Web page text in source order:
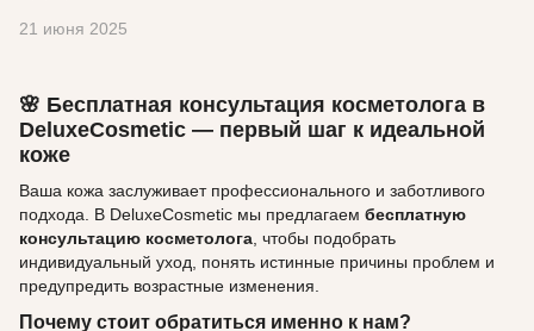
21 июня 2025
🌸 Бесплатная консультация косметолога в
DeluxeCosmetic — первый шаг к идеальной
коже
Ваша кожа заслуживает профессионального и заботливого
подхода. В DeluxeCosmetic мы предлагаем бесплатную
консультацию косметолога , чтобы подобрать
индивидуальный уход, понять истинные причины проблем и
предупредить возрастные изменения.
Почему стоит обратиться именно к нам?